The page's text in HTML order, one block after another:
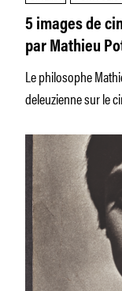
5 images de
par Mathieu
Le philosophe
deleuzienne sur le